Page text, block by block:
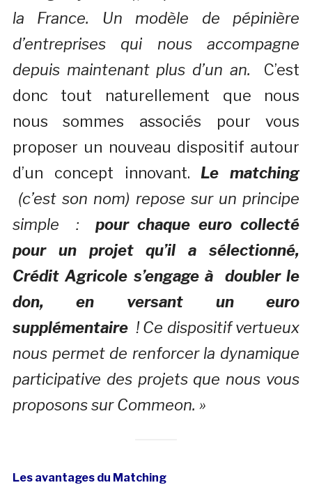
la France. Un modèle de pépinière
d’entreprises qui nous accompagne
depuis maintenant plus d’un an. C’est
donc tout naturellement que nous
nous sommes associés pour vous
proposer un nouveau dispositif autour
d’un concept innovant. Le matching
(c’est son nom) repose sur un principe
simple :pour chaque euro collecté
pour un projet qu’il a sélectionné,
Crédit Agricole s’engage à doubler le
don, en versant un euro
supplémentaire! Ce dispositif vertueux
nous permet de renforcer la dynamique
participative des projets que nous vous
proposons sur Commeon. »
Les avantages du Matching